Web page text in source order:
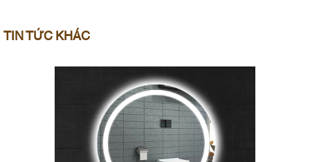
TIN TỨC KHÁC